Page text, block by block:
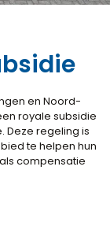
en Noord-
royale subsidie
Deze regeling is
te helpen hun
compensatie